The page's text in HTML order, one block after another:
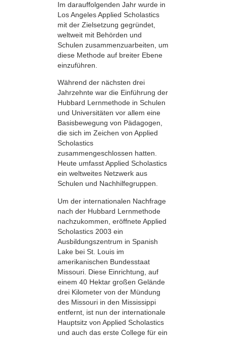
Im darauffolgenden Jahr wurde in
Los Angeles Applied Scholastics
mit der Zielsetzung gegründet,
weltweit mit Behörden und
Schulen zusammenzuarbeiten, um
diese Methode auf breiter Ebene
einzuführen.
Während der nächsten drei
Jahrzehnte war die Einführung der
Hubbard Lernmethode in Schulen
und Universitäten vor allem eine
Basisbewegung von Pädagogen,
die sich im Zeichen von Applied
Scholastics
zusammengeschlossen hatten.
Heute umfasst Applied Scholastics
ein weltweites Netzwerk aus
Schulen und Nachhilfegruppen.
Um der internationalen Nachfrage
nach der Hubbard Lernmethode
nachzukommen, eröffnete Applied
Scholastics 2003 ein
Ausbildungszentrum in Spanish
Lake bei St. Louis im
amerikanischen Bundesstaat
Missouri. Diese Einrichtung, auf
einem 40 Hektar großen Gelände
drei Kilometer von der Mündung
des Missouri in den Mississippi
entfernt, ist nun der internationale
Hauptsitz von Applied Scholastics
und auch das erste College für ein